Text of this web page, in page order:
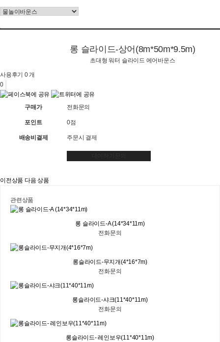
롱 슬라이드-상어(8m*50m*9.5m)
초대형 워터 슬라이드 에어바운스
사용후기 0 개
0
구매가 전화문의
포인트 0점
배송비결제 주문시 결제
이전상품 다음 상품
관련상품
롱 슬라이드-A (14*34*11m)
전화문의
롱슬라이드-무지개(4*16*7m)
전화문의
롱슬라이드-샤크(11*40*11m)
전화문의
롱슬라이드- 레인보우(11*40*11m)